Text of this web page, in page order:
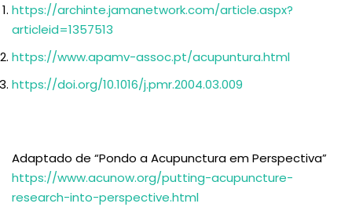
https://archinte.jamanetwork.com/article.aspx?
articleid=1357513
https://www.apamv-assoc.pt/acupuntura.html
https://doi.org/10.1016/j.pmr.2004.03.009
Adaptado de “Pondo a Acupunctura em Perspectiva”
https://www.acunow.org/putting-acupuncture-
research-into-perspective.html